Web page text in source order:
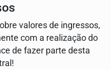
valores de ingressos,
com a realização do
de fazer parte desta